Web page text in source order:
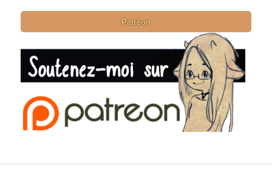
Patreon